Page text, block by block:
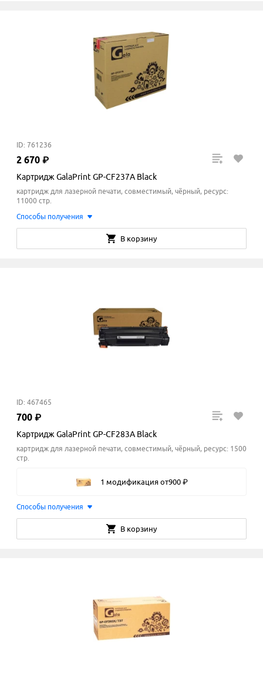
ID: 761236
2 670 ₽
Картридж GalaPrint GP-CF237A Black
картридж для лазерной печати, совместимый, чёрный, ресурс:
11000 стр.
Способы получения
В корзину
ID: 467465
700 ₽
Картридж GalaPrint GP-CF283A Black
картридж для лазерной печати, совместимый, чёрный, ресурс: 1500
стр.
1 модификация от900 ₽
Способы получения
В корзину